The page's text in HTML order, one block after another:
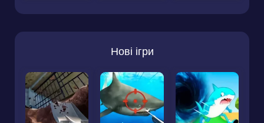
Нові ігри